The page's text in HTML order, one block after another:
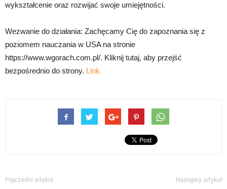
wykształcenie oraz rozwijać swoje umiejętności.
Wezwanie do działania: Zachęcamy Cię do zapoznania się z
poziomem nauczania w USA na stronie
https://www.wgorach.com.pl/. Kliknij tutaj, aby przejść
bezpośrednio do strony. Link
Poprzedni artykuł Następny artykuł